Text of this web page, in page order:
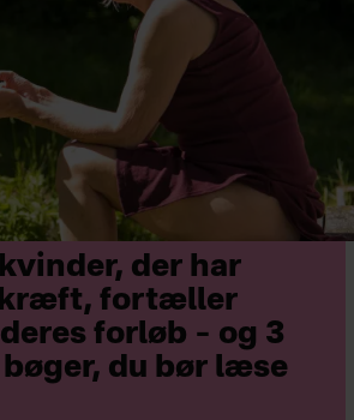
der har
kræft, fortæller
forløb – og 3
du bør læse